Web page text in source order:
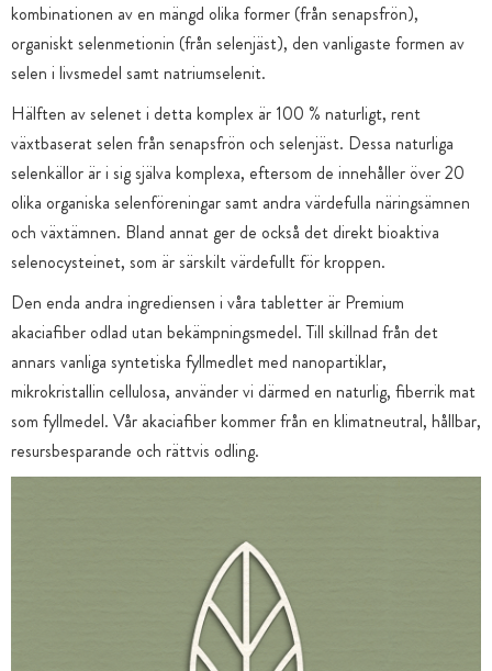
kombinationen av en mängd olika former (från senapsfrön),
organiskt selenmetionin (från selenjäst), den vanligaste formen av
selen i livsmedel samt natriumselenit.
Hälften av selenet i detta komplex är 100 % naturligt, rent
växtbaserat selen från senapsfrön och selenjäst. Dessa naturliga
selenkällor är i sig själva komplexa, eftersom de innehåller över 20
olika organiska selenföreningar samt andra värdefulla näringsämnen
och växtämnen. Bland annat ger de också det direkt bioaktiva
selenocysteinet, som är särskilt värdefullt för kroppen.
Den enda andra ingrediensen i våra tabletter är Premium
akaciafiber odlad utan bekämpningsmedel. Till skillnad från det
annars vanliga syntetiska fyllmedlet med nanopartiklar,
mikrokristallin cellulosa, använder vi därmed en naturlig, fiberrik mat
som fyllmedel. Vår akaciafiber kommer från en klimatneutral, hållbar,
resursbesparande och rättvis odling.